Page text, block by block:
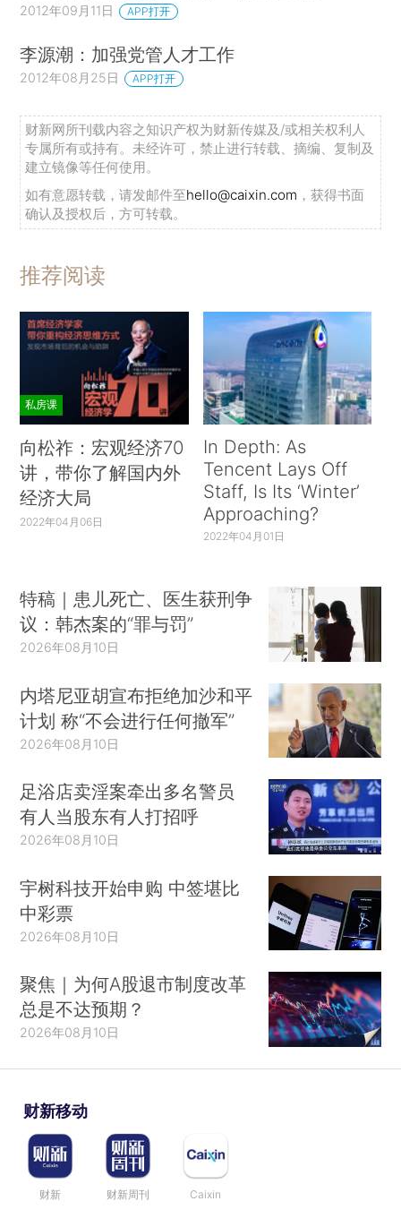
2012年09月11日 APP打开
李源潮：加强党管人才工作
2012年08月25日 APP打开
财新网所刊载内容之知识产权为财新传媒及/或相关权利人
专属所有或持有。未经许可，禁止进行转载、摘编、复制及
建立镜像等任何使用。
如有意愿转载，请发邮件至hello@caixin.com ，获得书面
确认及授权后，方可转载。
推荐阅读
私房课
向松祚：宏观经济70
讲，带你了解国内外
经济大局
2022年04月06日
In Depth: As
Tencent Lays Off
Staff, Is Its ‘Winter’
Approaching?
2022年04月01日
特稿｜患儿死亡、医生获刑争
议：韩杰案的“罪与罚”
2026年08月10日
内塔尼亚胡宣布拒绝加沙和平
计划 称“不会进行任何撤军”
2026年08月10日
足浴店卖淫案牵出多名警员
有人当股东有人打招呼
2026年08月10日
宇树科技开始申购 中签堪比
中彩票
2026年08月10日
聚焦｜为何A股退市制度改革
总是不达预期？
2026年08月10日
财新移动
财新 财新周刊 Caixin